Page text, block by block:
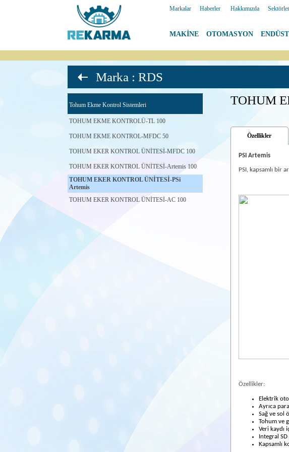
Markalar Haberler Hakkımızda Sektörler
MAKİNE OTOMASYON
Marka : RDS
Tohum Ekme Kontrol Sistemleri
TOHUM EKME KONTROLÜ-TL 100
TOHUM EKME KONTROL-MFDC 50
TOHUM EKER KONTROL ÜNİTESİ-MFDC 100
TOHUM EKER KONTROL ÜNİTESİ-Artemis 100
TOHUM EKER KONTROL ÜNİTESİ-PSi
Artemis
TOHUM EKER KONTROL ÜNİTESİ-AC 100
TOHUM
Özellikler
PSI Artemis
PSI, kapsamlı bir
Özellikler:
Elektrik
Ayrıca
Sağ ve sol
Tohum ve
Veri kaydı
Integral
Kapsamlı